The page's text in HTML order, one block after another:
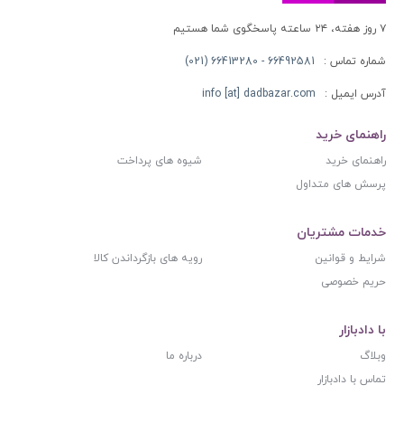
۷ روز هفته، ۲۴ ساعته پاسخگوی شما هستیم
شماره تماس : 66492581 - 66413280 (021)
آدرس ایمیل : info [at] dadbazar.com
راهنمای خرید
راهنمای خرید
شیوه های پرداخت
پرسش های متداول
خدمات مشتریان
شرایط و قوانین
رویه های بازگرداندن کالا
حریم خصوصی
با دادبازار
وبلاگ
درباره ما
تماس با دادبازار